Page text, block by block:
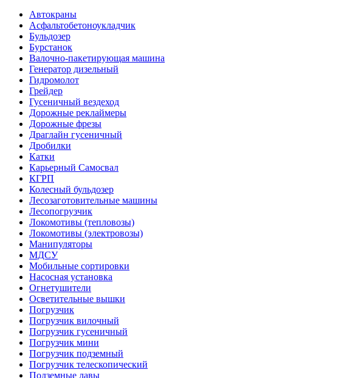
Автокраны
Асфальтобетоноукладчик
Бульдозер
Бурстанок
Валочно-пакетирующая машина
Генератор дизельный
Гидромолот
Грейдер
Гусеничный вездеход
Дорожные реклаймеры
Дорожные фрезы
Драглайн гусеничный
Дробилки
Катки
Карьерный Самосвал
КГРП
Колесный бульдозер
Лесозаготовительные машины
Лесопогрузчик
Локомотивы (тепловозы)
Локомотивы (электровозы)
Манипуляторы
МДСУ
Мобильные сортировки
Насосная установка
Огнетушители
Осветительные вышки
Погрузчик
Погрузчик вилочный
Погрузчик гусеничный
Погрузчик мини
Погрузчик подземный
Погрузчик телескопический
Подземные лавы